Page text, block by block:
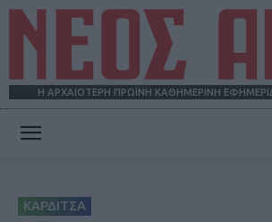
Η ΑΡΧΑΙΟΤΕΡΗ ΠΡΩΪΝΗ ΚΑΘΗΜΕΡΙΝΗ
ΚΑΡΔΙΤΣΑ